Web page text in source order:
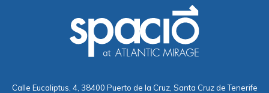
Calle Eucaliptus, 4, 38400 Puerto de la Cruz, Santa Cruz de Tenerife